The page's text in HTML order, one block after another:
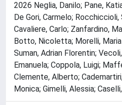
2026 Neglia, Danilo; Pane,
De Gori, Carmelo;
Cavaliere, Carlo; Zanfardino,
Botto, Nicoletta; Morelli,
Suman, Adrian Florentin;
Emanuela; Coppola, Luigi;
Clemente, Alberto;
Monica; Gimelli, Alessia;